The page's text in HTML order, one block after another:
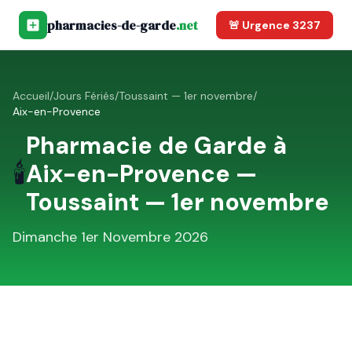
pharmacies-de-garde.net 🚨 Urgence 3237
Accueil/Jours Fériés/Toussaint — 1er novembre/
Aix-en-Provence
🕯️
Pharmacie de Garde à
Aix-en-Provence —
Toussaint — 1er novembre
Dimanche 1er Novembre 2026